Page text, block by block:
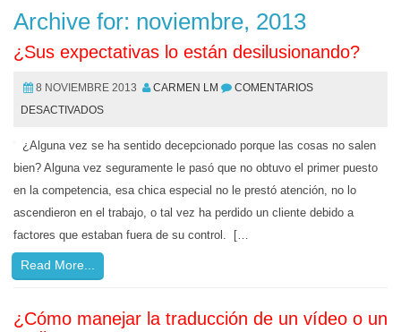
Archive for: noviembre, 2013
¿Sus expectativas lo están desilusionando?
8 NOVIEMBRE 2013 CARMEN LM
COMENTARIOS
DESACTIVADOS
¿Alguna vez se ha sentido decepcionado porque las cosas no salen
bien? Alguna vez seguramente le pasó que no obtuvo el primer puesto
en la competencia, esa chica especial no le prestó atención, no lo
ascendieron en el trabajo, o tal vez ha perdido un cliente debido a
factores que estaban fuera de su control. […
Read More...
¿Cómo manejar la traducción de un vídeo o un